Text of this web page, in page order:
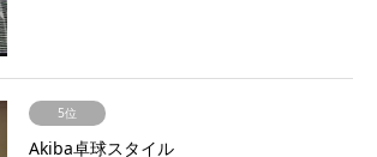
5位
Akiba卓球スタイル